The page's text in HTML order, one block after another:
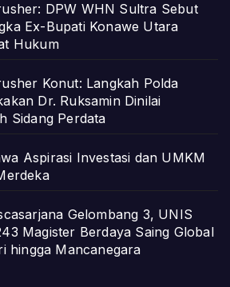
DPW WHN Sultra Sebut
Ex-Bupati Konawe Utara
Hukum
Konut: Langkah Polda
Dr. Ruksamin Dinilai
Sidang Perdata
Aspirasi Investasi dan UMKM
Gelombang 3, UNIS
Magister Berdaya Saing Global
hingga Mancanegara